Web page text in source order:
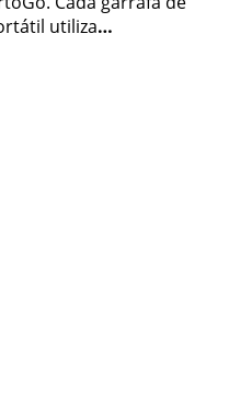
utiliza…